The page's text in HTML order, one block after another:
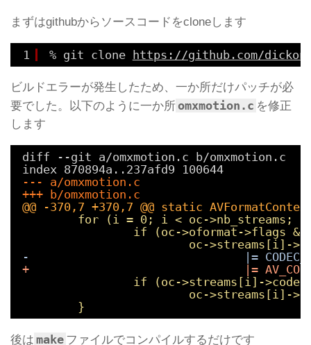
まずはgithubからソースコードをcloneします
1 % git clone https://github.com/
ビルドエラーが発生したため、一か所だけパッチが必
要でした。以下のように一か所 omxmotion.c を修正
します
diff --git a/omxmotion.c b/omxmotion.c
index 870894a..237afd9 100644
--- a/omxmotion.c
+++ b/omxmotion.c
@@ -370,7 +370,7 @@ static
for (i = 0; i < oc->nb_streams;
if (oc->oformat->flags &
oc->streams[i]-
-                               |=
+                               |=
if (oc->streams[i]-
oc->streams[i]-
}
後は make ファイルでコンパイルするだけです